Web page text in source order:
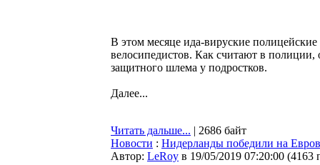
В этом месяце ида-вируские
велосипедистов. Как считают в полиции,
защитного шлема у подростков.
Далее...
Читать дальше... | 2686 байт
Новости : Нидерланды победили на
Автор: LeRoy в 19/05/2019 07:20:00 (4163